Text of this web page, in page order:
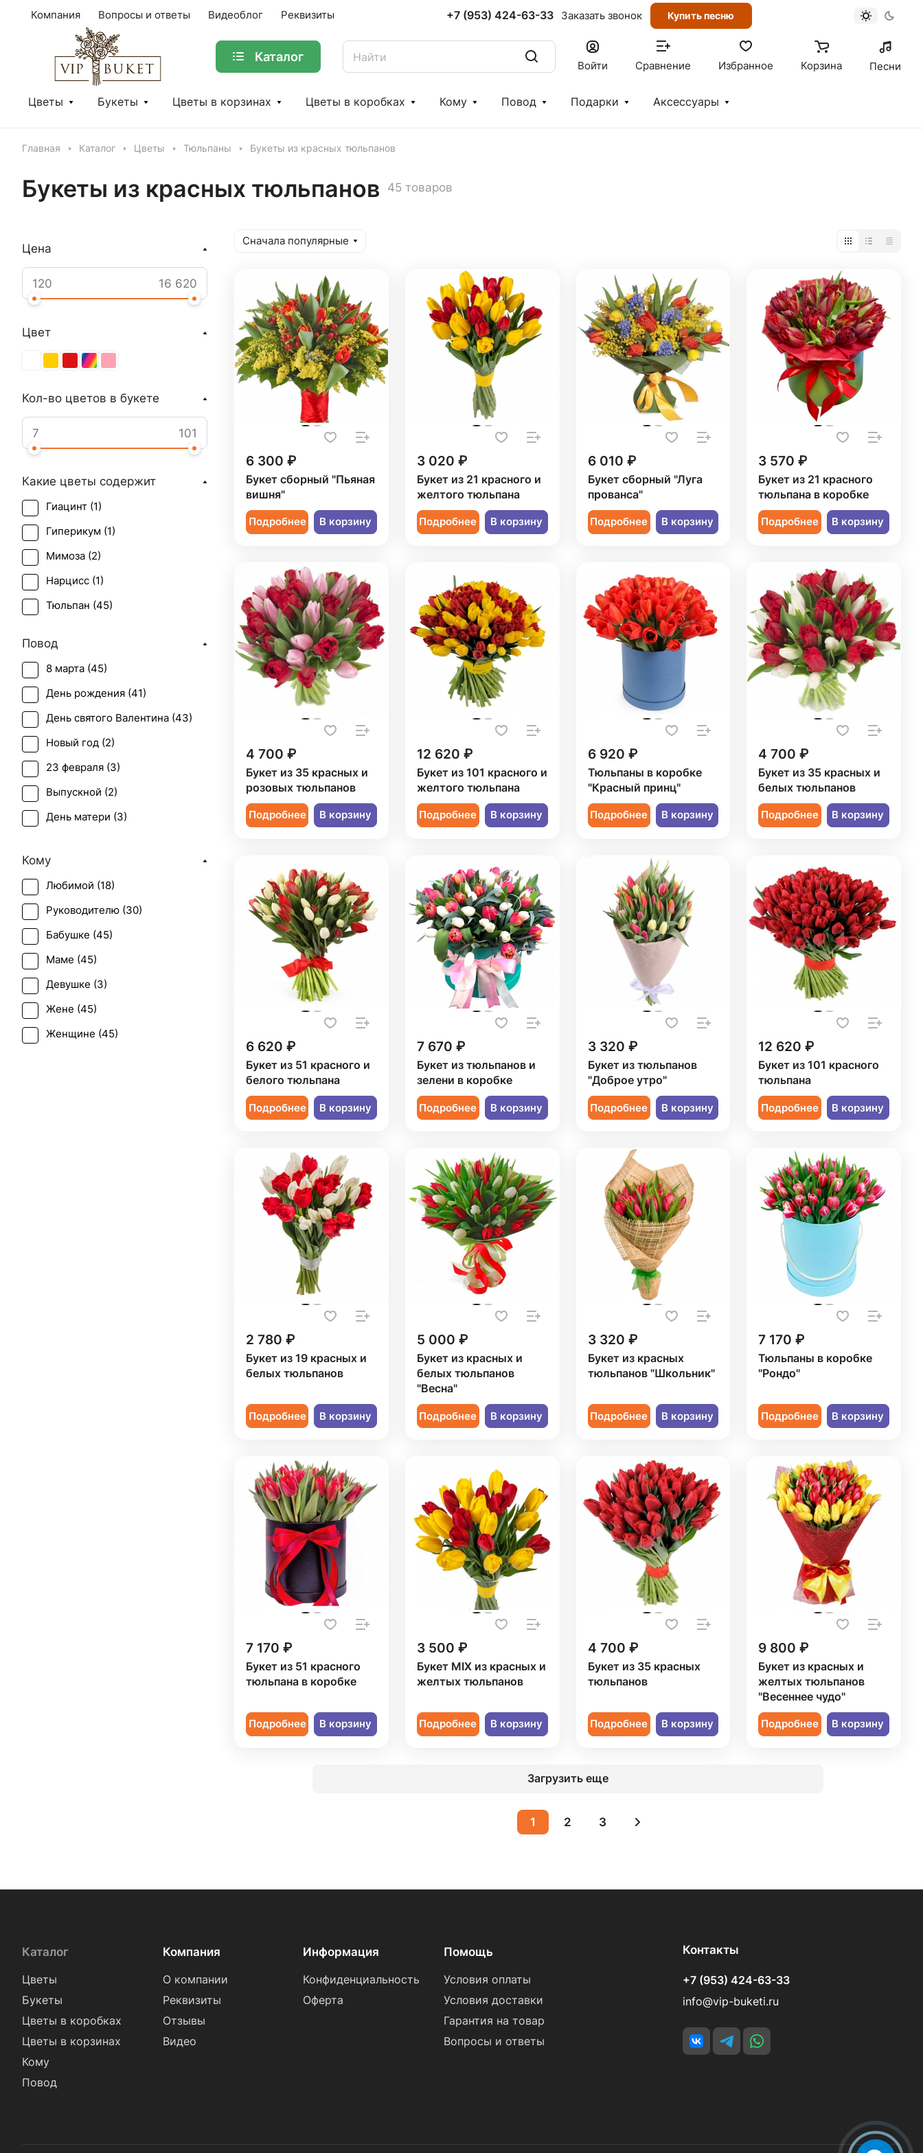
Компания Вопросы и ответы Видеоблог Реквизиты +7 (953) 424-63-33 Заказать звонок Купить песню
Каталог
Войти Сравнение Избранное Корзина Песни
Цветы Букеты Цветы в корзинах Цветы в коробках Кому Повод Подарки Аксессуары
Главная Каталог Цветы Тюльпаны Букеты из красных тюльпанов
Букеты из красных тюльпанов 45 товаров
Сначала популярные
6 300 ₽
Букет сборный "Пьяная
вишня"
Подробнее В корзину
3 020 ₽
Букет из 21 красного и
желтого тюльпана
Подробнее В корзину
6 010 ₽
Букет сборный "Луга
прованса"
Подробнее В корзину
3 570 ₽
Букет из 21 красного
тюльпана в коробке
Подробнее В корзину
4 700 ₽
Букет из 35 красных и
розовых тюльпанов
Подробнее В корзину
12 620 ₽
Букет из 101 красного и
желтого тюльпана
Подробнее В корзину
6 920 ₽
Тюльпаны в коробке
"Красный принц"
Подробнее В корзину
4 700 ₽
Букет из 35 красных и
белых тюльпанов
Подробнее В корзину
6 620 ₽
Букет из 51 красного и
белого тюльпана
Подробнее В корзину
7 670 ₽
Букет из тюльпанов и
зелени в коробке
Подробнее В корзину
3 320 ₽
Букет из тюльпанов
"Доброе утро"
Подробнее В корзину
12 620 ₽
Букет из 101 красного
тюльпана
Подробнее В корзину
2 780 ₽
Букет из 19 красных и
белых тюльпанов
Подробнее В корзину
5 000 ₽
Букет из красных и
белых тюльпанов
"Весна"
Подробнее В корзину
3 320 ₽
Букет из красных
тюльпанов "Школьник"
Подробнее В корзину
7 170 ₽
Тюльпаны в коробке
"Рондо"
Подробнее В корзину
7 170 ₽
Букет из 51 красного
тюльпана в коробке
Подробнее В корзину
3 500 ₽
Букет MIX из красных и
желтых тюльпанов
Подробнее В корзину
4 700 ₽
Букет из 35 красных
тюльпанов
Подробнее В корзину
9 800 ₽
Букет из красных и
желтых тюльпанов
"Весеннее чудо"
Подробнее В корзину
Загрузить еще
1 2 3
Цена
Цвет
Кол-во цветов в букете
Какие цветы содержит
Гиацинт (1)
Гиперикум (1)
Мимоза (2)
Нарцисс (1)
Тюльпан (45)
Повод
8 марта (45)
День рождения (41)
День святого Валентина (43)
Новый год (2)
23 февраля (3)
Выпускной (2)
День матери (3)
Последний звонок (
Рождение ребенка (
Рождество (2)
Татьянин день (
Юбилей (13
Кому
Любимой (18)
Руководителю (30)
Бабушке (45)
Маме (45)
Девушке (3)
Жене (45)
Женщине (45)
Каталог
Цветы
Букеты
Цветы в коробках
Цветы в корзинах
Кому
Повод
Компания
О компании
Реквизиты
Отзывы
Видео
Информация
Конфиденциальность
Оферта
Помощь
Условия оплаты
Условия доставки
Гарантия на товар
Вопросы и ответы
Контакты
+7 (953) 424-63-33
info@vip-buketi.ru